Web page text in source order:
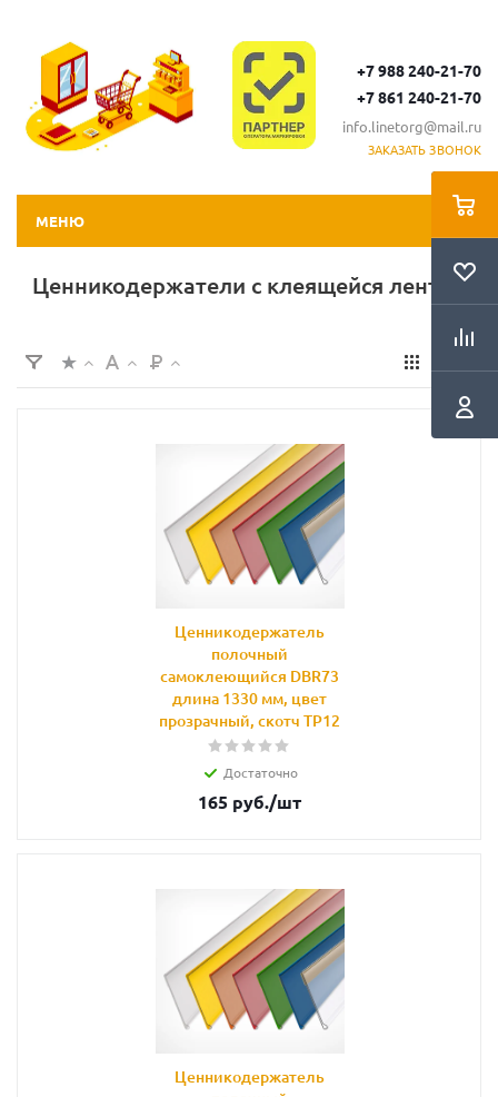
+7 988 240-21-70
+7 861 240-21-70
info.linetorg@mail.ru
ЗАКАЗАТЬ ЗВОНОК
МЕНЮ
Ценникодержатели с клеящейся лентой
Ценникодержатель
полочный
самоклеющийся DBR73
длина 1330 мм, цвет
прозрачный, скотч TP12
Достаточно
165 руб./шт
Ценникодержатель